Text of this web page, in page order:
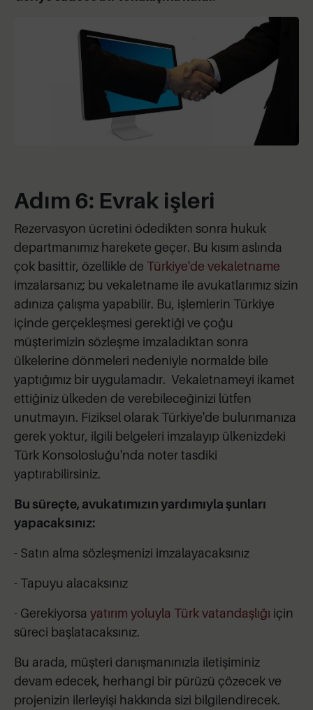
Adım 6: Evrak işleri
Rezervasyon ücretini ödedikten sonra hukuk
departmanımız harekete geçer. Bu kısım aslında
çok basittir, özellikle de Türkiye'de vekaletname
imzalarsanız; bu vekaletname ile avukatlarımız sizin
adınıza çalışma yapabilir. Bu, işlemlerin Türkiye
içinde gerçekleşmesi gerektiği ve çoğu
müşterimizin sözleşme imzaladıktan sonra
ülkelerine dönmeleri nedeniyle normalde bile
yaptığımız bir uygulamadır. Vekaletnameyi ikamet
ettiğiniz ülkeden de verebileceğinizi lütfen
unutmayın. Fiziksel olarak Türkiye'de bulunmanıza
gerek yoktur, ilgili belgeleri imzalayıp ülkenizdeki
Türk Konsolosluğu'nda noter tasdiki
yaptırabilirsiniz.
Bu süreçte, avukatımızın yardımıyla şunları
yapacaksınız:
- Satın alma sözleşmenizi imzalayacaksınız
- Tapuyu alacaksınız
- Gerekiyorsa yatırım yoluyla Türk vatandaşlığı için
süreci başlatacaksınız.
Bu arada, müşteri danışmanınızla iletişiminiz
devam edecek, herhangi bir pürüzü çözecek ve
projenizin ilerleyişi hakkında sizi bilgilendirecek.